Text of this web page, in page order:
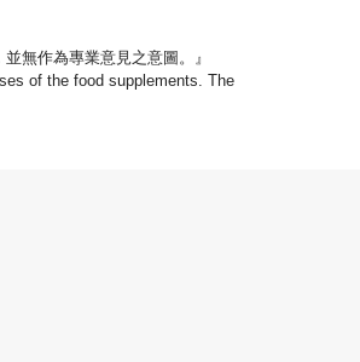
無作為專業意見之意圖。』
of the food supplements. The